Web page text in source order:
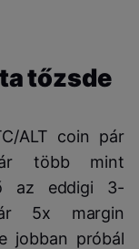
tőzsde
ALT coin pár
több mint
az eddigi 3-
5x margin
jobban próbál